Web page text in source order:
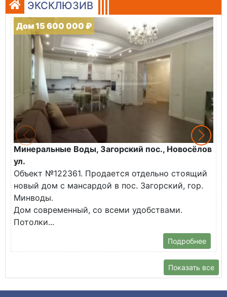
ЭКСКЛЮЗИВ
Дом 15 600 000 ₽
Минеральные Воды, Загорский пос., Новосёлов
ул.
Объект №122361. Продается отдельно стоящий
новый дом с мансардой в пос. Загорский, гор.
Минводы.
Дом современный, со всеми удобствами.
Потолки...
Подробнее
Показать все